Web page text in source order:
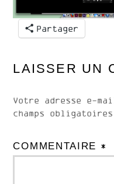
Partager
LAISSER UN
Votre adresse e-
champs
COMMENTAIRE *